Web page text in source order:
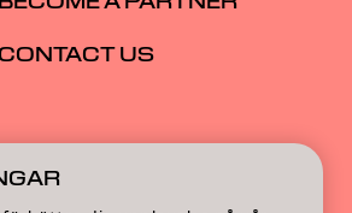
CONTACT US